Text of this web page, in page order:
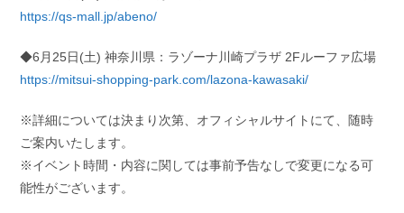
https://qs-mall.jp/abeno/
◆6月25日(土) 神奈川県：ラゾーナ川崎プラザ 2Fルーファ広場
https://mitsui-shopping-park.com/lazona-kawasaki/
※詳細については決まり次第、オフィシャルサイトにて、随時
ご案内いたします。
※イベント時間・内容に関しては事前予告なしで変更になる可
能性がございます。